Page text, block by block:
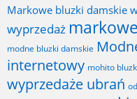
Markowe bluzki damskie
wyprzedaż
modne bluzki damskie
internetowy mohito
wyprzedaże ubrań